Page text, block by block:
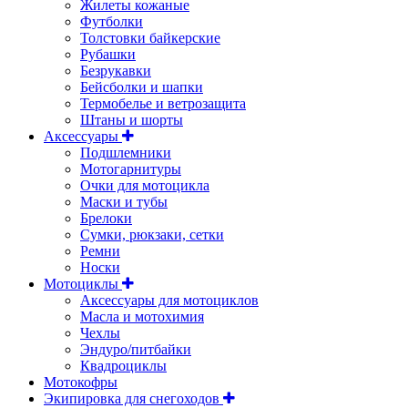
Жилеты кожаные
Футболки
Толстовки байкерские
Рубашки
Безрукавки
Бейсболки и шапки
Термобелье и ветрозащита
Штаны и шорты
Аксессуары
Подшлемники
Мотогарнитуры
Очки для мотоцикла
Маски и тубы
Брелоки
Сумки, рюкзаки, сетки
Ремни
Носки
Мотоциклы
Аксессуары для мотоциклов
Масла и мотохимия
Чехлы
Эндуро/питбайки
Квадроциклы
Мотокофры
Экипировка для снегоходов